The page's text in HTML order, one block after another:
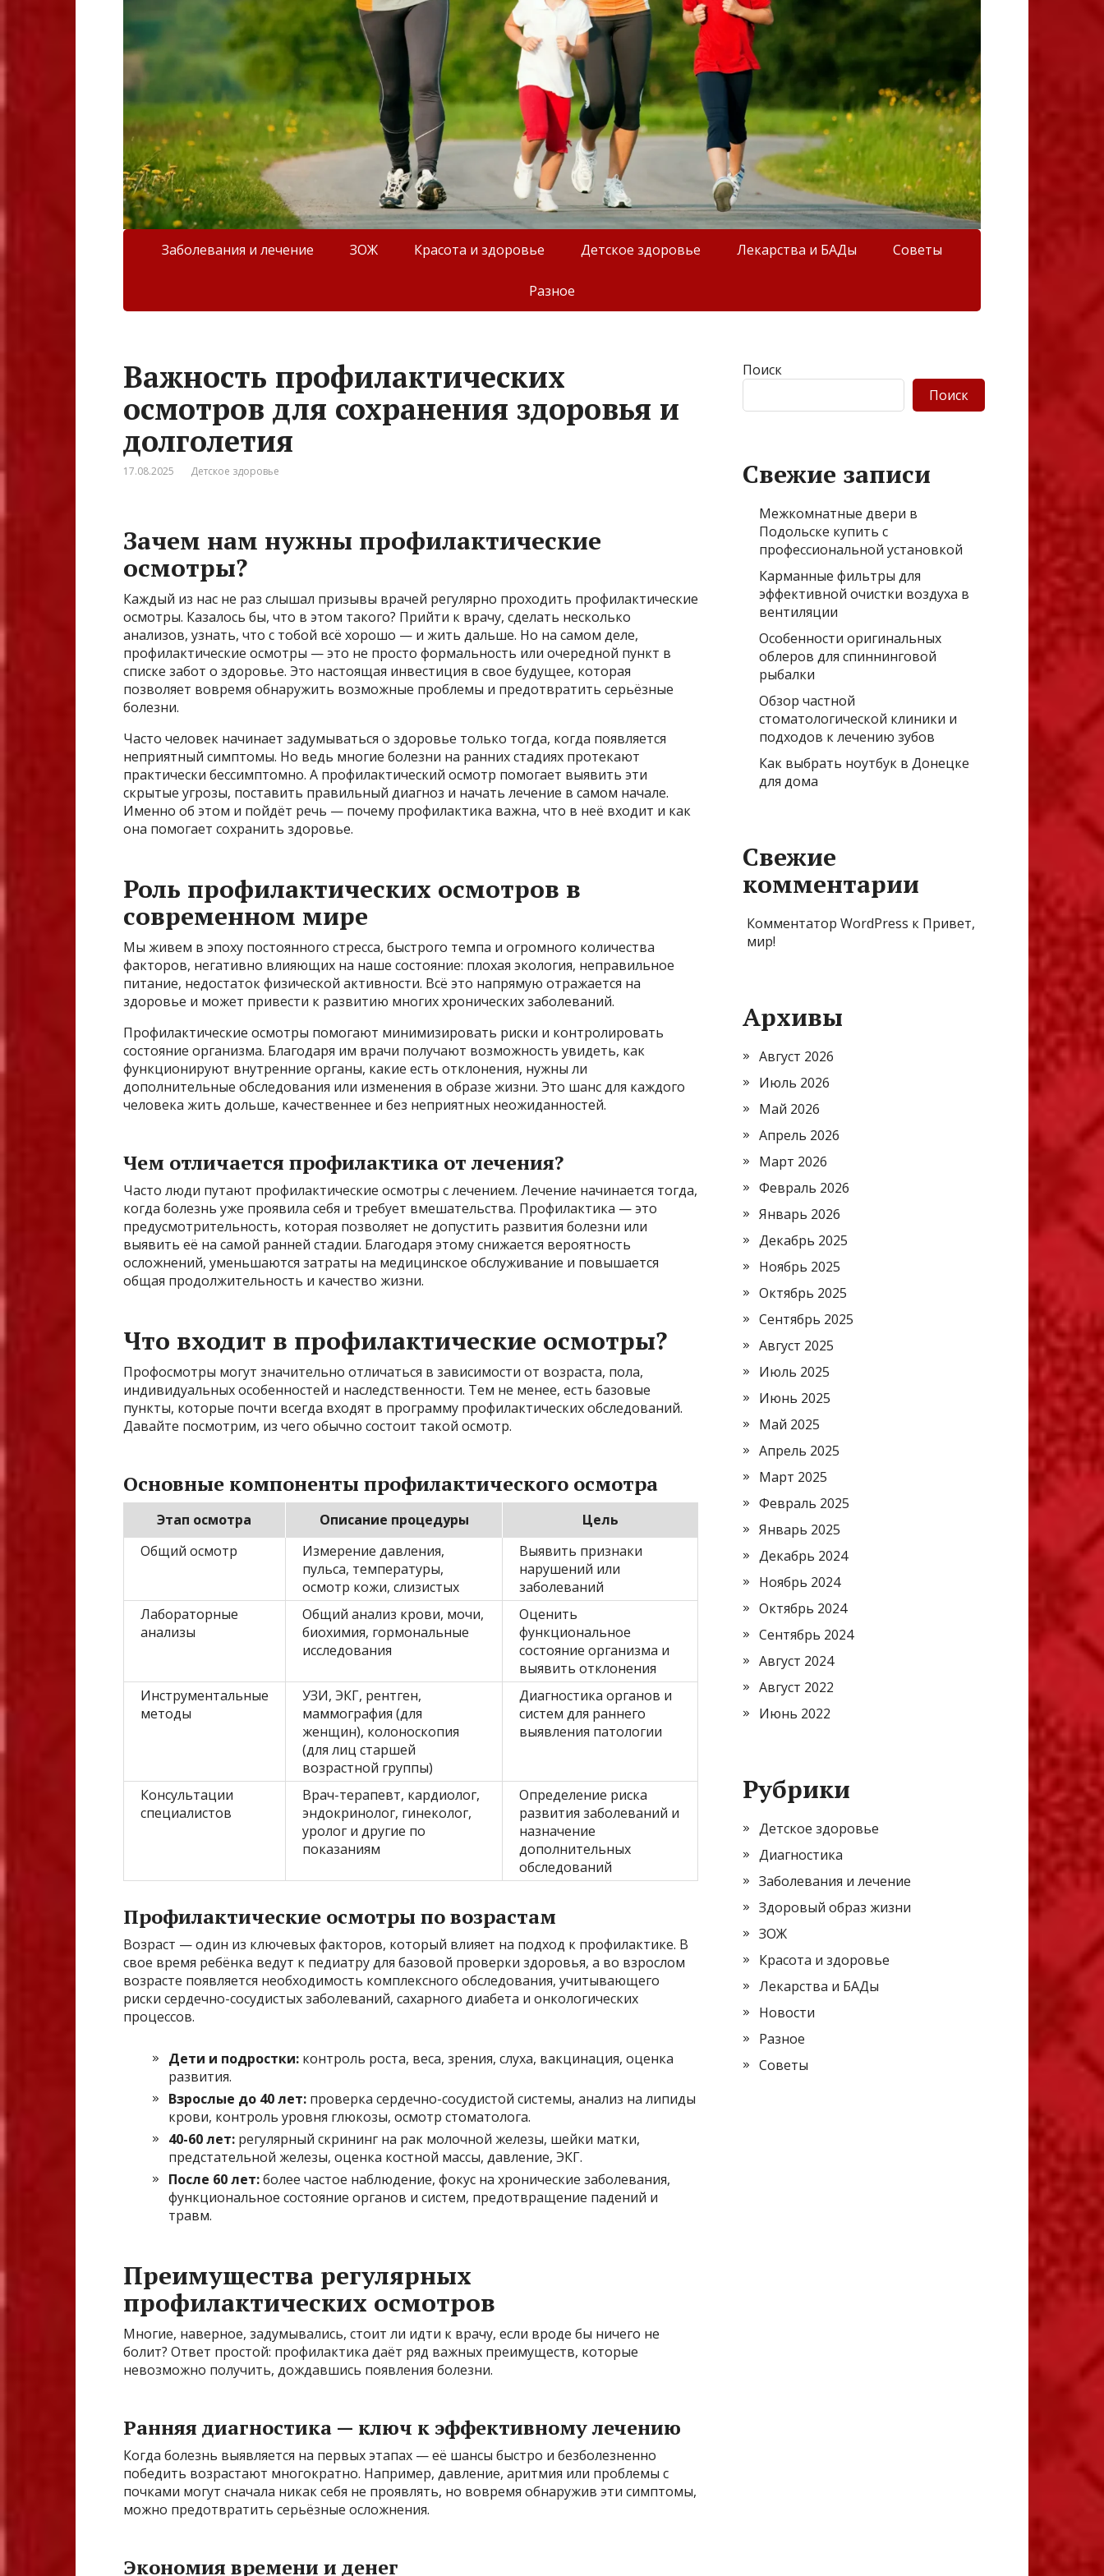
Заболевания и лечение ЗОЖ Красота и здоровье Детское здоровье Лекарства и БАДы Советы
Разное
Важность профилактических
осмотров для сохранения здоровья и
долголетия
17.08.2025 Детское здоровье
Зачем нам нужны профилактические
осмотры?
Каждый из нас не раз слышал призывы врачей регулярно проходить профилактические
осмотры. Казалось бы, что в этом такого? Прийти к врачу, сделать несколько
анализов, узнать, что с тобой всё хорошо — и жить дальше. Но на самом деле,
профилактические осмотры — это не просто формальность или очередной пункт в
списке забот о здоровье. Это настоящая инвестиция в свое будущее, которая
позволяет вовремя обнаружить возможные проблемы и предотвратить серьёзные
болезни.
Часто человек начинает задумываться о здоровье только тогда, когда появляется
неприятный симптомы. Но ведь многие болезни на ранних стадиях протекают
практически бессимптомно. А профилактический осмотр помогает выявить эти
скрытые угрозы, поставить правильный диагноз и начать лечение в самом начале.
Именно об этом и пойдёт речь — почему профилактика важна, что в неё входит и как
она помогает сохранить здоровье.
Роль профилактических осмотров в
современном мире
Мы живем в эпоху постоянного стресса, быстрого темпа и огромного количества
факторов, негативно влияющих на наше состояние: плохая экология, неправильное
питание, недостаток физической активности. Всё это напрямую отражается на
здоровье и может привести к развитию многих хронических заболеваний.
Профилактические осмотры помогают минимизировать риски и контролировать
состояние организма. Благодаря им врачи получают возможность увидеть, как
функционируют внутренние органы, какие есть отклонения, нужны ли
дополнительные обследования или изменения в образе жизни. Это шанс для каждого
человека жить дольше, качественнее и без неприятных неожиданностей.
Чем отличается профилактика от лечения?
Часто люди путают профилактические осмотры с лечением. Лечение начинается тогда,
когда болезнь уже проявила себя и требует вмешательства. Профилактика — это
предусмотрительность, которая позволяет не допустить развития болезни или
выявить её на самой ранней стадии. Благодаря этому снижается вероятность
осложнений, уменьшаются затраты на медицинское обслуживание и повышается
общая продолжительность и качество жизни.
Что входит в профилактические осмотры?
Профосмотры могут значительно отличаться в зависимости от возраста, пола,
индивидуальных особенностей и наследственности. Тем не менее, есть базовые
пункты, которые почти всегда входят в программу профилактических обследований.
Давайте посмотрим, из чего обычно состоит такой осмотр.
Основные компоненты профилактического осмотра
Этап осмотра Описание процедуры
Цель
Общий осмотр
Измерение давления,
пульса, температуры,
осмотр кожи, слизистых
Выявить признаки
нарушений или
заболеваний
Лабораторные
анализы
Общий анализ крови, мочи,
биохимия, гормональные
исследования
Оценить
функциональное
состояние организма и
выявить отклонения
Инструментальные
методы
УЗИ, ЭКГ, рентген,
маммография (для
женщин), колоноскопия
(для лиц старшей
возрастной группы)
Диагностика органов и
систем для раннего
выявления патологии
Консультации
специалистов
Врач-терапевт, кардиолог,
эндокринолог, гинеколог,
уролог и другие по
показаниям
Определение риска
развития заболеваний и
назначение
дополнительных
обследований
Профилактические осмотры по возрастам
Возраст — один из ключевых факторов, который влияет на подход к профилактике. В
свое время ребёнка ведут к педиатру для базовой проверки здоровья, а во взрослом
возрасте появляется необходимость комплексного обследования, учитывающего
риски сердечно-сосудистых заболеваний, сахарного диабета и онкологических
процессов.
Дети и подростки: контроль роста, веса, зрения, слуха, вакцинация, оценка
развития.
Взрослые до 40 лет: проверка сердечно-сосудистой системы, анализ на липиды
крови, контроль уровня глюкозы, осмотр стоматолога.
40-60 лет: регулярный скрининг на рак молочной железы, шейки матки,
предстательной железы, оценка костной массы, давление, ЭКГ.
После 60 лет:более частое наблюдение, фокус на хронические заболевания,
функциональное состояние органов и систем, предотвращение падений и
травм.
Преимущества регулярных
профилактических осмотров
Многие, наверное, задумывались, стоит ли идти к врачу, если вроде бы ничего не
болит? Ответ простой: профилактика даёт ряд важных преимуществ, которые
невозможно получить, дождавшись появления болезни.
Ранняя диагностика — ключ к эффективному лечению
Когда болезнь выявляется на первых этапах — её шансы быстро и безболезненно
победить возрастают многократно. Например, давление, аритмия или проблемы с
почками могут сначала никак себя не проявлять, но вовремя обнаружив эти симптомы,
можно предотвратить серьёзные осложнения.
Экономия времени и денег
Поиск
Поиск
Свежие записи
Межкомнатные двери в
Подольске купить с
профессиональной установкой
Карманные фильтры для
эффективной очистки воздуха в
вентиляции
Особенности оригинальных
облеров для спиннинговой
рыбалки
Обзор частной
стоматологической клиники и
подходов к лечению зубов
Как выбрать ноутбук в Донецке
для дома
Свежие
комментарии
Комментатор WordPress к Привет,
мир!
Архивы
Август 2026
Июль 2026
Май 2026
Апрель 2026
Март 2026
Февраль 2026
Январь 2026
Декабрь 2025
Ноябрь 2025
Октябрь 2025
Сентябрь 2025
Август 2025
Июль 2025
Июнь 2025
Май 2025
Апрель 2025
Март 2025
Февраль 2025
Январь 2025
Декабрь 2024
Ноябрь 2024
Октябрь 2024
Сентябрь 2024
Август 2024
Август 2022
Июнь 2022
Рубрики
Детское здоровье
Диагностика
Заболевания и лечение
Здоровый образ жизни
ЗОЖ
Красота и здоровье
Лекарства и БАДы
Новости
Разное
Советы